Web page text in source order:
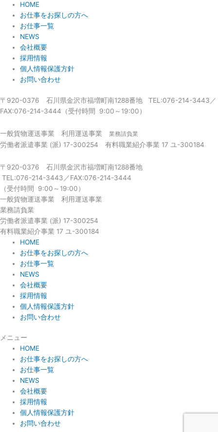
HOME
お仕事をお探しの方へ
お仕事一覧
NEWS
会社概要
採用情報
個人情報保護方針
お問い合わせ
〒920-0376 石川県金沢市福増町南1288番地 TEL:076-214-3443／
FAX:076-214-3444（受付時間 9:00～19:00）
一般貨物運送事業 利用運送事業 業務請負業
労働者派遣事業 (派) 17-300254 有料職業紹介事業 17 ユ-300184
〒920-0376 石川県金沢市福増町南1288番地
TEL:076-214-3443／FAX:076-214-3444
（受付時間 9:00～19:00）
一般貨物運送事業 利用運送事業
業務請負業
労働者派遣事業 (派) 17-300254
有料職業紹介事業 17 ユ-300184
HOME
お仕事をお探しの方へ
お仕事一覧
NEWS
会社概要
採用情報
個人情報保護方針
お問い合わせ
メニュー
HOME
お仕事をお探しの方へ
お仕事一覧
NEWS
会社概要
採用情報
個人情報保護方針
お問い合わせ